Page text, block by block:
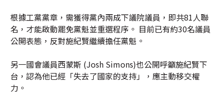
根據工黨黨章，需獲得黨內兩成下議院議員，即共81人聯
名，才能啟動罷免黨魁並重選程序。 目前已有約30名議員
公開表態，反對施紀賢繼續擔任黨魁。
另一國會議員西蒙斯 (Josh Simons)也公開呼籲施紀賢下
台，認為他已經「失去了國家的支持」，應主動移交權
力。